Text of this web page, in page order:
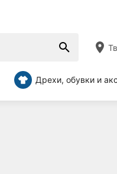
Дрехи, обувки и